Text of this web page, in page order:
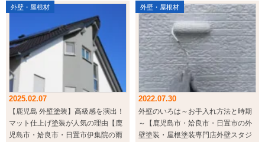
外壁・屋根材
2025.02.07
【鹿児島 外壁塗装】高級感を演出！
マット仕上げ塗装が人気の理由【鹿
児島市・姶良市・日置市伊集院の雨
外壁・屋根材
2022.07.30
外壁のいろは～お手入れ方法と時期
～【鹿児島市・姶良市・日置市の外
壁塗装・屋根塗装専門店外壁スタジ